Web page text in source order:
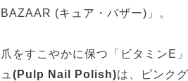
BAZAAR (キュア・バザー)」。
爪をすこやかに保つ「ビタミンE
ュ (Pulp Nail Polish)は、ピンク